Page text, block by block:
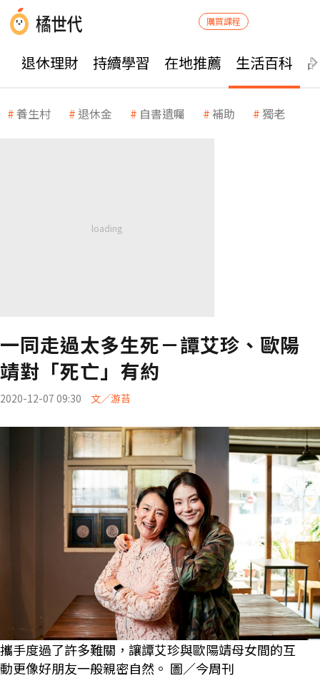
購買課程
退休理財 持續學習 在地推薦 生活百科
養生村 退休金 自書遺囑 補助 獨老
一同走過太多生死－譚艾珍、歐陽
靖對「死亡」有約
2020-12-07 09:30 文／游苔
攜手度過了許多難關，讓譚艾珍與歐陽靖母女間的互
動更像好朋友一般親密自然。 圖／今周刊